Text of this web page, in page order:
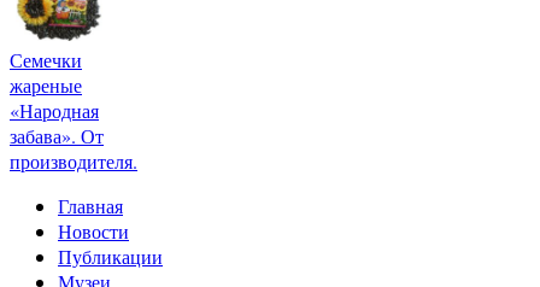
Семечки
жареные
«Народная
забава». От
производителя.
Главная
Новости
Публикации
Музеи